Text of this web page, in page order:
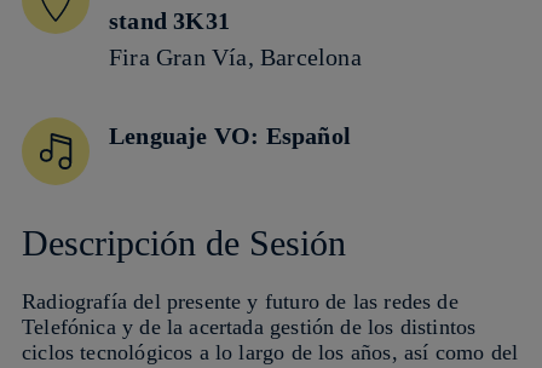
stand 3K31
Fira Gran Vía, Barcelona
Lenguaje VO: Español
Descripción de Sesión
Radiografía del presente y futuro de las redes de
Telefónica y de la acertada gestión de los distintos
ciclos tecnológicos a lo largo de los años, así como del